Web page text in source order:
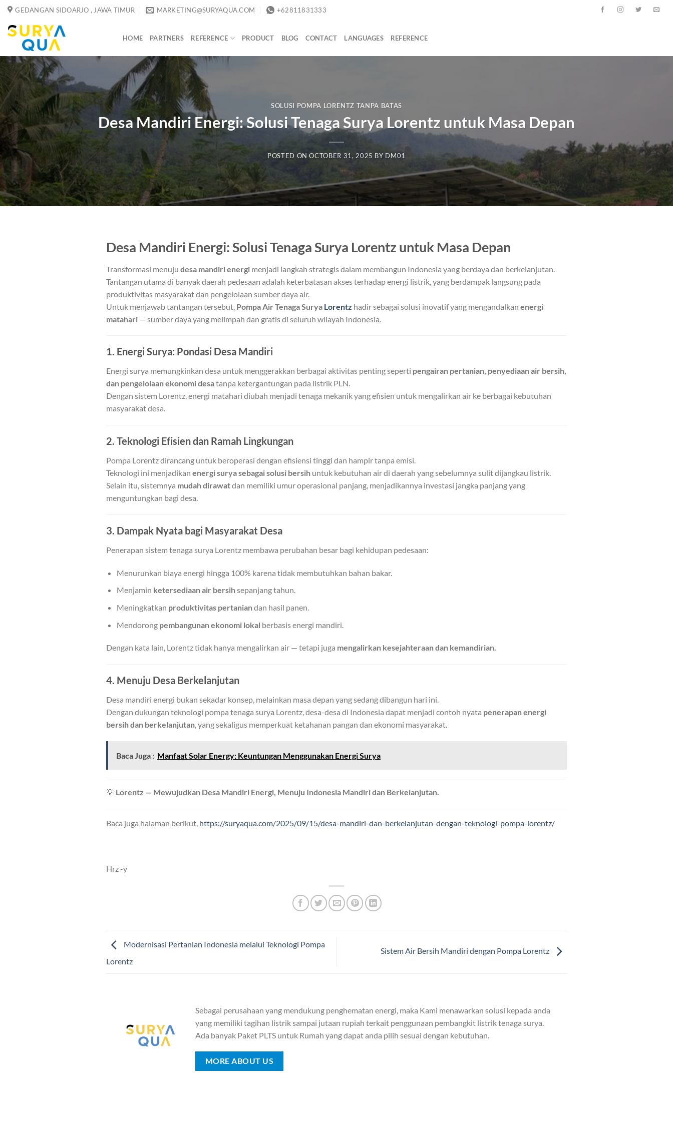
Skip
content
GEDANGAN SIDOARJO , JAWA TIMUR MARKETING@SURYAQUA.COM +62811831333
HOME PARTNERS REFERENCE PRODUCT BLOG CONTACT LANGUAGES REFERENCE
SOLUSI POMPA LORENTZ TANPA BATAS
Desa Mandiri Energi: Solusi Tenaga Surya Lorentz untuk Masa Depan
POSTED ONOCTOBER 31, 2025 BY DM01
Desa Mandiri Energi: Solusi Tenaga Surya Lorentz untuk Masa Depan
Transformasi menuju desa mandiri energi menjadi langkah strategis dalam membangun Indonesia yang berdaya dan berkelanjutan.
Tantangan utama di banyak daerah pedesaan adalah keterbatasan akses terhadap energi listrik, yang berdampak langsung pada
produktivitas masyarakat dan pengelolaan sumber daya air.
Untuk menjawab tantangan tersebut, Pompa Air Tenaga Surya Lorentz hadir sebagai solusi inovatif yang mengandalkan energi
matahari — sumber daya yang melimpah dan gratis di seluruh wilayah Indonesia.
1. Energi Surya: Pondasi Desa Mandiri
Energi surya memungkinkan desa untuk menggerakkan berbagai aktivitas penting seperti pengairan pertanian, penyediaan air bersih,
dan pengelolaan ekonomi desatanpa ketergantungan pada listrik PLN.
Dengan sistem Lorentz, energi matahari diubah menjadi tenaga mekanik yang efisien untuk mengalirkan air ke berbagai kebutuhan
masyarakat desa.
2. Teknologi Efisien dan Ramah Lingkungan
Pompa Lorentz dirancang untuk beroperasi dengan efisiensi tinggi dan hampir tanpa emisi.
Teknologi ini menjadikan energi surya sebagai solusi bersih untuk kebutuhan air di daerah yang sebelumnya sulit dijangkau listrik.
Selain itu, sistemnya mudah dirawatdan memiliki umur operasional panjang, menjadikannya investasi jangka panjang yang
menguntungkan bagi desa.
3. Dampak Nyata bagi Masyarakat Desa
Penerapan sistem tenaga surya Lorentz membawa perubahan besar bagi kehidupan pedesaan:
Menurunkan biaya energi hingga 100% karena tidak membutuhkan bahan bakar.
Menjamin ketersediaan air bersihsepanjang tahun.
Meningkatkan produktivitas pertaniandan hasil panen.
Mendorong pembangunan ekonomi lokal berbasis energi mandiri.
Dengan kata lain, Lorentz tidak hanya mengalirkan air — tetapi juga mengalirkan kesejahteraan dan kemandirian.
4. Menuju Desa Berkelanjutan
Desa mandiri energi bukan sekadar konsep, melainkan masa depan yang sedang dibangun hari ini.
Dengan dukungan teknologi pompa tenaga surya Lorentz, desa-desa di Indonesia dapat menjadi contoh nyata penerapan energi
bersih dan berkelanjutan, yang sekaligus memperkuat ketahanan pangan dan ekonomi masyarakat.
Baca Juga : Manfaat Solar Energy: Keuntungan Menggunakan Energi Surya
💡 Lorentz — Mewujudkan Desa Mandiri Energi, Menuju Indonesia Mandiri dan Berkelanjutan.
Baca juga halaman berikut, https://suryaqua.com/2025/09/15/desa-mandiri-dan-berkelanjutan-dengan-teknologi-pompa-lorentz/
Hrz -y
Modernisasi Pertanian Indonesia melalui Teknologi Pompa
Lorentz
Sistem Air Bersih Mandiri dengan Pompa Lorentz
Sebagai perusahaan yang mendukung penghematan energi, maka Kami menawarkan solusi kepada anda
yang memiliki tagihan listrik sampai jutaan rupiah terkait penggunaan pembangkit listrik tenaga surya.
Ada banyak Paket PLTS untuk Rumah yang dapat anda pilih sesuai dengan kebutuhan.
MORE ABOUT US